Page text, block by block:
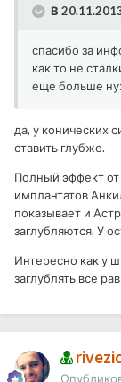
В
спасибо за
как то не
еще больше
да, у конических
ставить глубже.
Полный эффект от
имплантатов
показывает и
заглубляются. У
Интересно как у
заглублять все